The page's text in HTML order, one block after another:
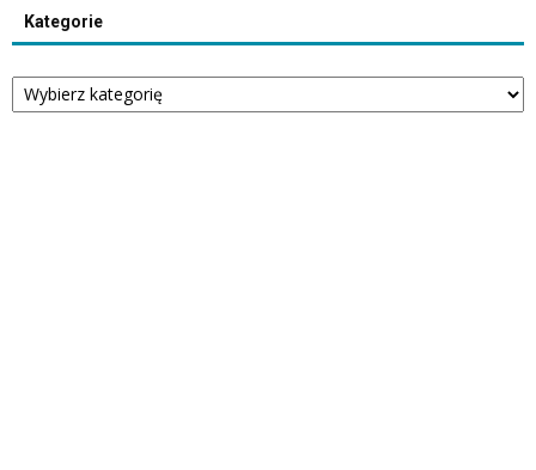
Kategorie
Kategorie